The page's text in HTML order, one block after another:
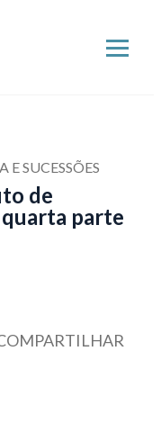
SUCESSÕES
de
parte